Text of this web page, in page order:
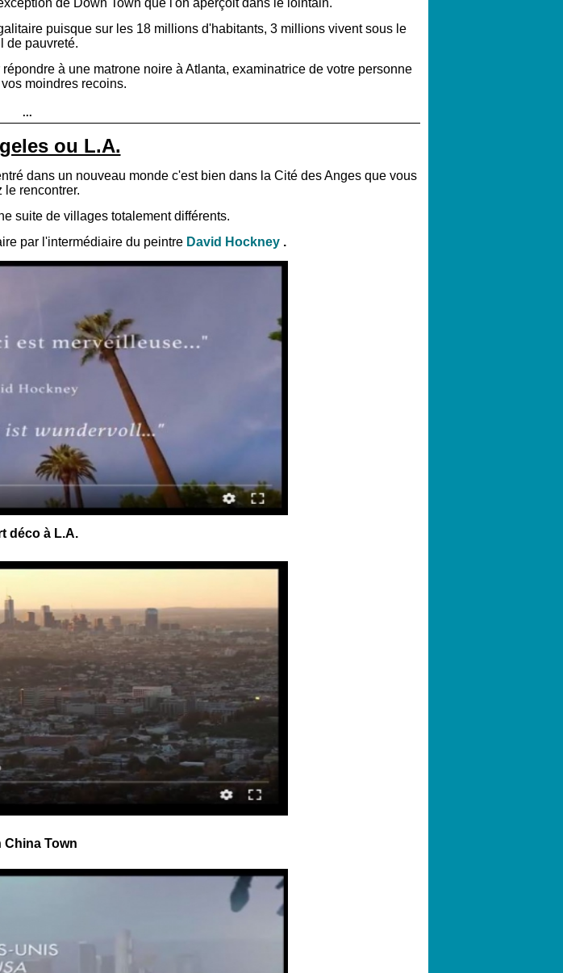
de Down Town que l'on aperçoit dans le lointain.
puisque sur les 18 millions d'habitants, 3 millions vivent sous le
de pauvreté.
à une matrone noire à Atlanta, examinatrice de votre personne
moindres recoins.
...
ou L.A.
dans un nouveau monde c'est bien dans la Cité des Anges que vous
le rencontrer.
suite de villages totalement différents.
par l'intermédiaire du peintre David Hockney .
déco à L.A.
China Town